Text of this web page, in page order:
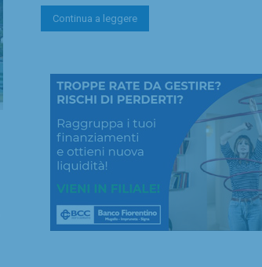
Continua a leggere